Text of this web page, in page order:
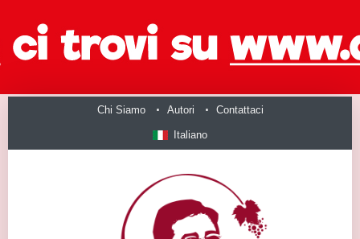
Chi Siamo Autori Contattaci
Italiano